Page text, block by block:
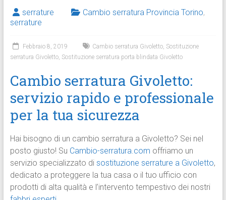
serrature Cambio serratura Provincia Torino,
serrature
Febbraio 8, 2019 Cambio serratura Givoletto, Sostituzione
serratura Givoletto, Sostituzione serratura porta blindata Givoletto
Cambio serratura Givoletto:
servizio rapido e professionale
per la tua sicurezza
Hai bisogno di un cambio serratura a Givoletto? Sei nel
posto giusto! Su Cambio-serratura.com offriamo un
servizio specializzato disostituzione serrature a Givoletto,
dedicato a proteggere la tua casa o il tuo ufficio con
prodotti di alta qualità e l’intervento tempestivo dei nostri